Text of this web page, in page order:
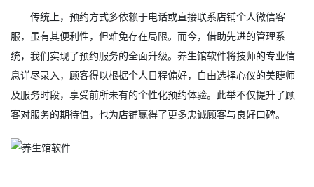
传统上，预约方式多依赖于电话或直接联系店铺个人微信客
服，虽有其便利性，但难免存在局限。而今，借助先进的管理系
统，我们实现了预约服务的全面升级。养生馆软件将技师的专业信
息详尽录入，顾客得以根据个人日程偏好，自由选择心仪的美睫师
及服务时段，享受前所未有的个性化预约体验。此举不仅提升了顾
客对服务的期待值，也为店铺赢得了更多忠诚顾客与良好口碑。